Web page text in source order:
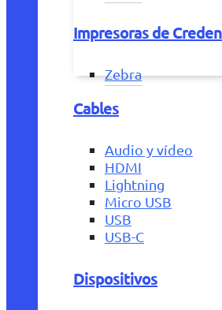
Impresoras de
Zebra
Cables
Audio y vídeo
HDMI
Lightning
Micro USB
USB
USB-C
Dispositivos